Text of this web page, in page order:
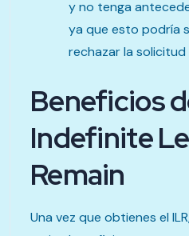
y no tenga
ya que esto podría
rechazar la solicitud
Beneficios
Indefinite
Remain
Una vez que obtienes el